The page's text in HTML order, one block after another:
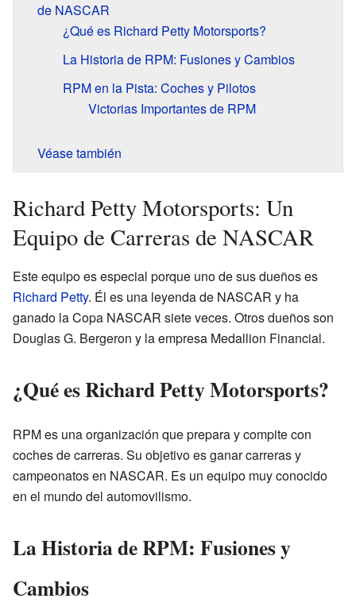
de NASCAR
¿Qué es Richard Petty Motorsports?
La Historia de RPM: Fusiones y Cambios
RPM en la Pista: Coches y Pilotos
Victorias Importantes de RPM
Véase también
Richard Petty Motorsports: Un
Equipo de Carreras de NASCAR
Este equipo es especial porque uno de sus dueños es
Richard Petty. Él es una leyenda de NASCAR y ha
ganado la Copa NASCAR siete veces. Otros dueños son
Douglas G. Bergeron y la empresa Medallion Financial.
¿Qué es Richard Petty Motorsports?
RPM es una organización que prepara y compite con
coches de carreras. Su objetivo es ganar carreras y
campeonatos en NASCAR. Es un equipo muy conocido
en el mundo del automovilismo.
La Historia de RPM: Fusiones y
Cambios